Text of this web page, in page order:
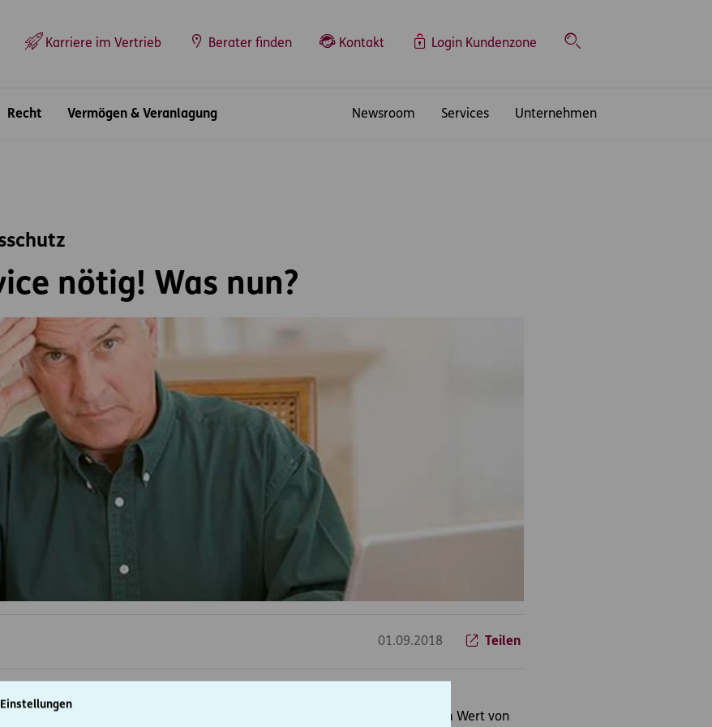
Karriere im Vertrieb Berater finden Kontakt Login Kundenzone
Suche
Recht Vermögen & Veranlagung Newsroom Services Unternehmen
nötig! Was nun?
01.09.2018 Teilen
Tischler häufig auf Rechnung. Als einer seiner Kunden ein Möbelstück im Wert von